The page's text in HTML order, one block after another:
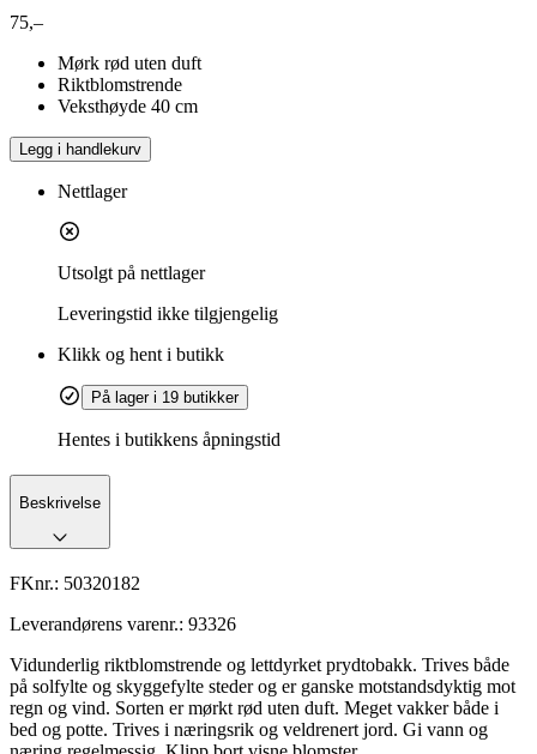
75,–
Mørk rød uten duft
Riktblomstrende
Veksthøyde 40 cm
Legg i handlekurv
Nettlager
Utsolgt på nettlager
Leveringstid ikke tilgjengelig
Klikk og hent i butikk
På lager i 19 butikker
Hentes i butikkens åpningstid
Beskrivelse
FKnr.: 50320182
Leverandørens varenr.: 93326
Vidunderlig riktblomstrende og lettdyrket prydtobakk. Trives både
på solfylte og skyggefylte steder og er ganske motstandsdyktig mot
regn og vind. Sorten er mørkt rød uten duft. Meget vakker både i
bed og potte. Trives i næringsrik og veldrenert jord. Gi vann og